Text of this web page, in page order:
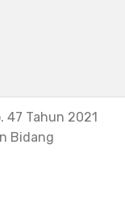
47 Tahun 2021
Bidang